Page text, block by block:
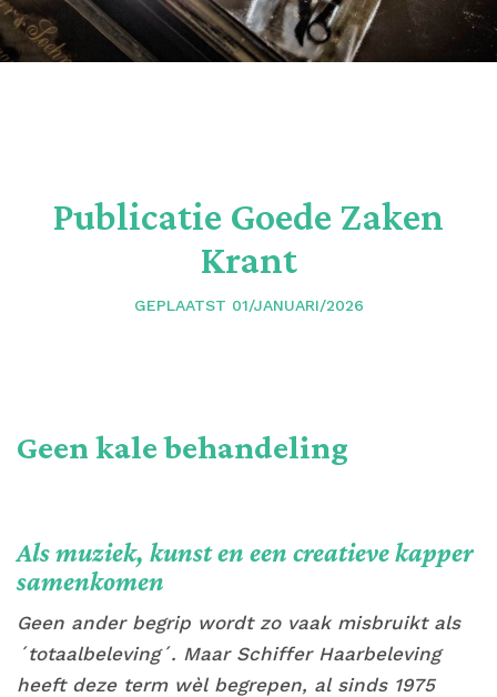
Publicatie Goede Zaken
Krant
GEPLAATST 01/JANUARI/2026
Geen kale behandeling
Als muziek, kunst en een creatieve kapper
samenkomen
Geen ander begrip wordt zo vaak misbruikt als
´totaalbeleving´. Maar Schiffer Haarbeleving
heeft deze term wèl begrepen, al sinds 1975